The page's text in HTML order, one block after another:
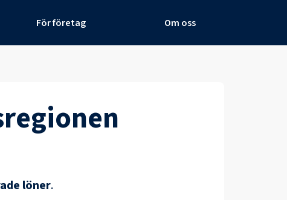
För företag Om oss
löner.